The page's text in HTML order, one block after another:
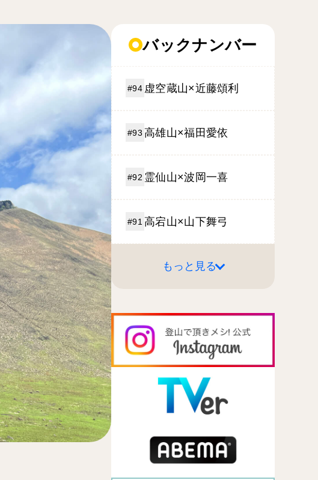
バックナンバー
#94 虚空蔵山×近藤頌利
#93 高雄山×福田愛依
#92 霊仙山×波岡一喜
#91 高宕山×山下舞弓
もっと見る